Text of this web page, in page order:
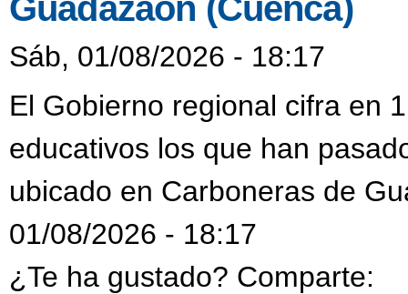
Guadazaón (Cuenca)
Sáb, 01/08/2026 - 18:17
El Gobierno regional cifra en
educativos los que han
ubicado en Carboneras de
01/08/2026 - 18:17
¿Te ha gustado? Comparte: